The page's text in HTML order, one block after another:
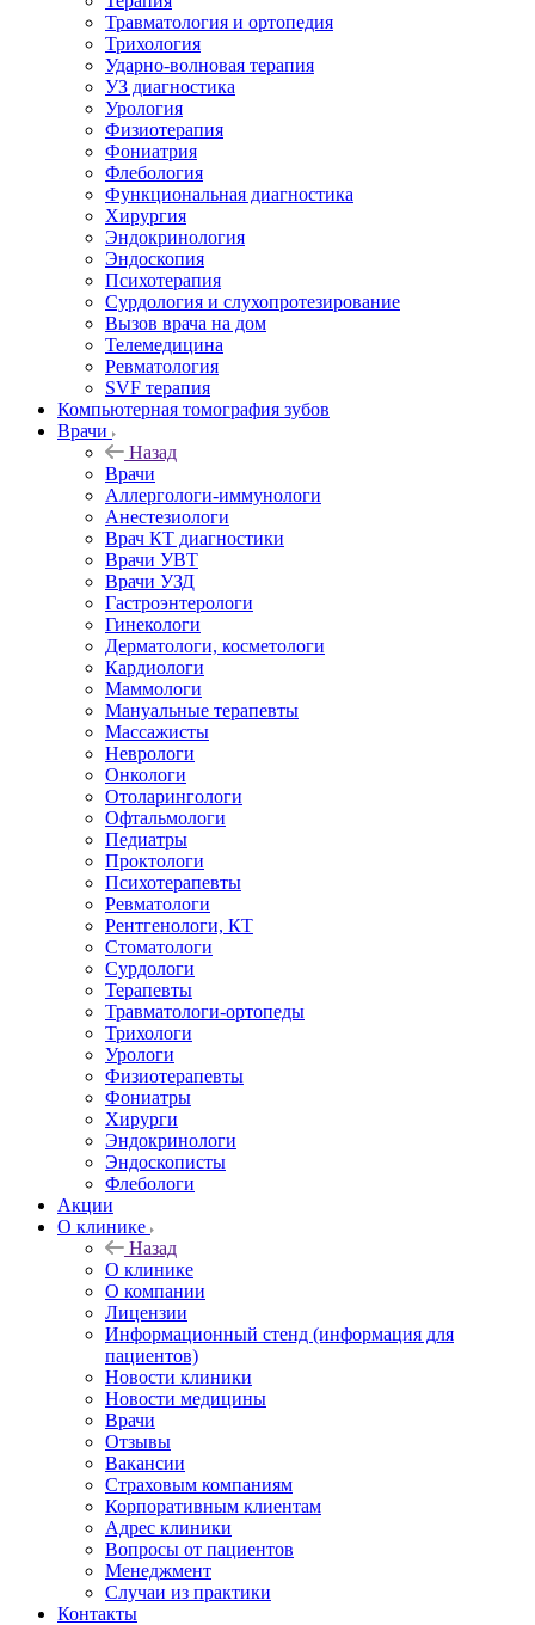
Травматология и ортопедия
Трихология
Ударно-волновая терапия
УЗ диагностика
Урология
Физиотерапия
Фониатрия
Флебология
Функциональная диагностика
Хирургия
Эндокринология
Эндоскопия
Психотерапия
Сурдология и слухопротезирование
Вызов врача на дом
Телемедицина
Ревматология
SVF терапия
Компьютерная томография зубов
Врачи
Назад
Врачи
Аллергологи-иммунологи
Анестезиологи
Врач КТ диагностики
Врачи УВТ
Врачи УЗД
Гастроэнтерологи
Гинекологи
Дерматологи, косметологи
Кардиологи
Маммологи
Мануальные терапевты
Массажисты
Неврологи
Онкологи
Отоларингологи
Офтальмологи
Педиатры
Проктологи
Психотерапевты
Ревматологи
Рентгенологи, КТ
Стоматологи
Сурдологи
Терапевты
Травматологи-ортопеды
Трихологи
Урологи
Физиотерапевты
Фониатры
Хирурги
Эндокринологи
Эндоскописты
Флебологи
Акции
О клинике
Назад
О клинике
О компании
Лицензии
Информационный стенд (информация для
пациентов)
Новости клиники
Новости медицины
Врачи
Отзывы
Вакансии
Страховым компаниям
Корпоративным клиентам
Адрес клиники
Вопросы от пациентов
Менеджмент
Случаи из практики
Контакты